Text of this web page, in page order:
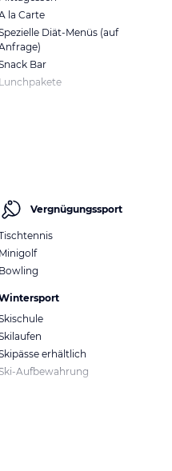
la Carte
Diät-Menüs (auf
Bar
Lunchpakete
Vergnügungssport
Minigolf
Bowling
erhältlich
Aufbewahrung